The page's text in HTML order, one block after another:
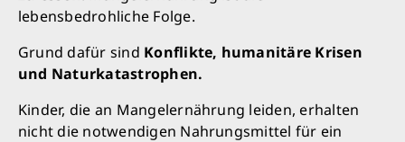
lebensbedrohliche Folge.
Grund dafür sind Konflikte, humanitäre Krisen
und Naturkatastrophen.
Kinder, die an Mangelernährung leiden, erhalten
nicht die notwendigen Nahrungsmittel für ein